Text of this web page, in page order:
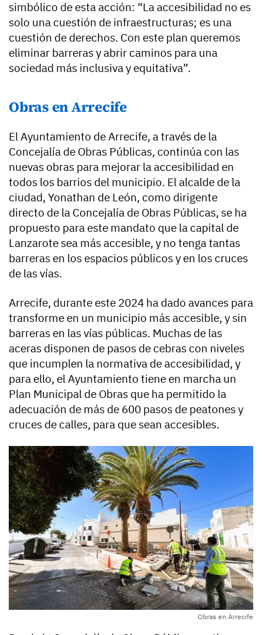
simbólico de esta acción: “La accesibilidad no es
solo una cuestión de infraestructuras; es una
cuestión de derechos. Con este plan queremos
eliminar barreras y abrir caminos para una
sociedad más inclusiva y equitativa”.
Obras en Arrecife
El Ayuntamiento de Arrecife, a través de la
Concejalía de Obras Públicas, continúa con las
nuevas obras para mejorar la accesibilidad en
todos los barrios del municipio. El alcalde de la
ciudad, Yonathan de León, como dirigente
directo de la Concejalía de Obras Públicas, se ha
propuesto para este mandato que la capital de
Lanzarote sea más accesible, y no tenga tantas
barreras en los espacios públicos y en los cruces
de las vías.
Arrecife, durante este 2024 ha dado avances para
transforme en un municipio más accesible, y sin
barreras en las vías públicas. Muchas de las
aceras disponen de pasos de cebras con niveles
que incumplen la normativa de accesibilidad, y
para ello, el Ayuntamiento tiene en marcha un
Plan Municipal de Obras que ha permitido la
adecuación de más de 600 pasos de peatones y
cruces de calles, para que sean accesibles.
Obras en Arrecife